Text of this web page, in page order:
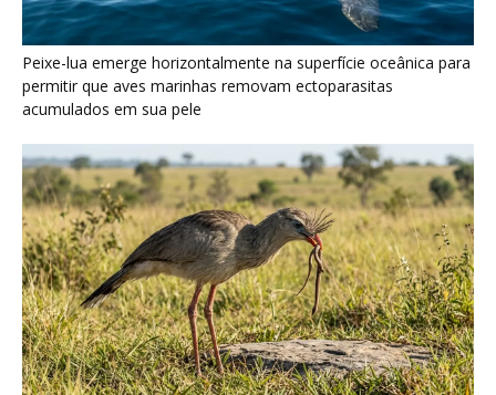
Seriema utiliza pernas longas e arremessa serpentes contra
rochas para subjugar presas peçonhentas nos campos
Poraquê sincroniza descargas elétricas em grupo para